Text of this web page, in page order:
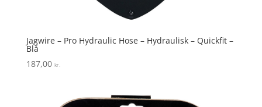
Jagwire – Pro Hydraulic Hose – Hydraulisk – Quickfit –
Blå
187,00 kr.